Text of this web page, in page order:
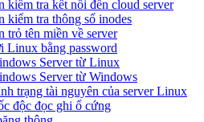
kiểm tra kết nối đến cloud server
kiểm tra thông số inodes
trỏ tên miền về server
Linux bằng password
Server từ Linux
Server từ Windows
trạng tài nguyên của server Linux
độc đọc ghi ổ cứng